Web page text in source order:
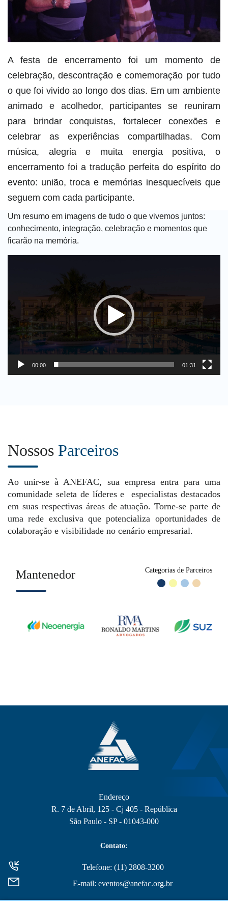
A festa de encerramento foi um momento de
celebração, descontração e comemoração por tudo
o que foi vivido ao longo dos dias. Em um ambiente
animado e acolhedor, participantes se reuniram
para brindar conquistas, fortalecer conexões e
celebrar as experiências compartilhadas. Com
música, alegria e muita energia positiva, o
encerramento foi a tradução perfeita do espírito do
evento: união, troca e memórias inesquecíveis que
seguem com cada participante.
Um resumo em imagens de tudo o que vivemos juntos:
conhecimento, integração, celebração e momentos que
ficarão na memória.
00:00 01:31
Nossos Parceiros
Ao unir-se à ANEFAC, sua empresa entra para uma
comunidade seleta de líderes e especialistas destacados
em suas respectivas áreas de atuação. Torne-se parte de
uma rede exclusiva que potencializa oportunidades de
colaboração e visibilidade no cenário empresarial.
Mantenedor Categorias de Parceiros
Endereço
R. 7 de Abril, 125 - Cj 405 - República
São Paulo - SP - 01043-000
Contato:
Telefone: (11) 2808-3200
E-mail: eventos@anefac.org.br